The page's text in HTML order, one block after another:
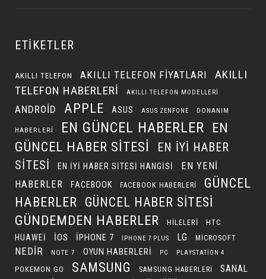
ETIKETLER
AKILLI TELEFON AKILLI TELEFON FIYATLARI
AKILLI
TELEFON HABERLERI
AKILLI TELEFON MODELLERI
ANDROID APPLE ASUS ASUS ZENFONE DONANIM
HABERLERI EN GÜNCEL HABERLER EN
GÜNCEL HABER SITESI
EN IYI HABER
SITESI
EN IYI HABER SITESI HANGISI
EN YENI
HABERLER
FACEBOOK FACEBOOK HABERLERI
GÜNCEL
HABERLER
GÜNCEL HABER SITESI
GÜNDEMDEN HABERLER HILELERI HTC
HUAWEI IOS IPHONE 7 IPHONE 7 PLUS LG MICROSOFT
NEDIR NOTE 7 OYUN HABERLERI PC PLAYSTATION 4
POKEMON GO SAMSUNG SAMSUNG HABERLERI
SANAL